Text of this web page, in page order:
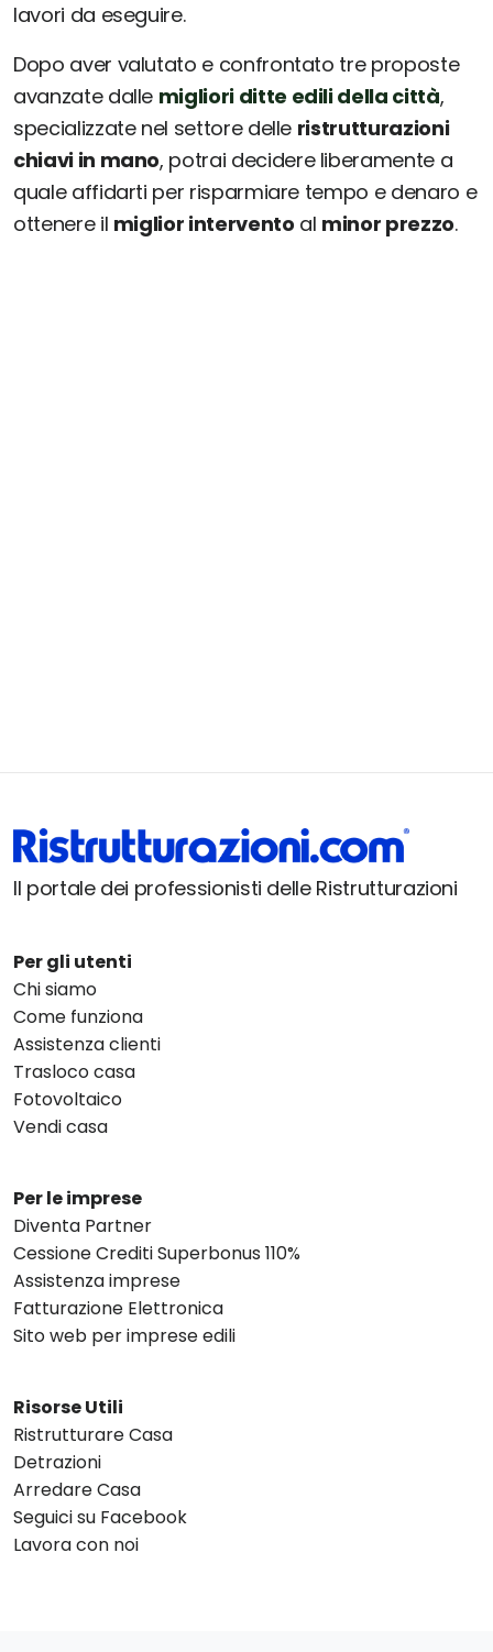
lavori da eseguire.
Dopo aver valutato e confrontato tre proposte
avanzate dalle migliori ditte edili della città,
specializzate nel settore delle ristrutturazioni
chiavi in mano, potrai decidere liberamente a
quale affidarti per risparmiare tempo e denaro e
ottenere il miglior intervento al minor prezzo.
Il portale dei professionisti delle Ristrutturazioni
Per gli utenti
Chi siamo
Come funziona
Assistenza clienti
Trasloco casa
Fotovoltaico
Vendi casa
Per le imprese
Diventa Partner
Cessione Crediti Superbonus 110%
Assistenza imprese
Fatturazione Elettronica
Sito web per imprese edili
Risorse Utili
Ristrutturare Casa
Detrazioni
Arredare Casa
Seguici su Facebook
Lavora con noi